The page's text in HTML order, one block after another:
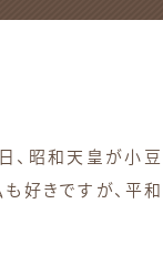
、昭和天皇が小
好きですが、平